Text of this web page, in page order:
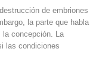
de embriones
la parte que habla
la concepción. La
las condiciones